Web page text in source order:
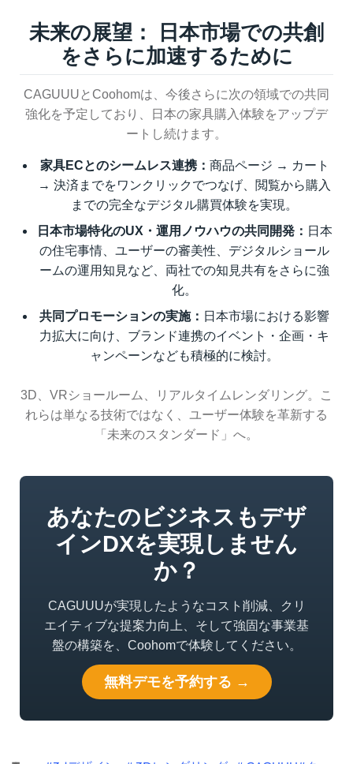
未来の展望： 日本市場での共創
をさらに加速するために
CAGUUUとCoohomは、今後さらに次の領域での共同
強化を予定しており、日本の家具購入体験をアップデ
ートし続けます。
家具ECとのシームレス連携： 商品ページ → カート
→ 決済までをワンクリックでつなげ、閲覧から購入
までの完全なデジタル購買体験を実現。
日本市場特化のUX・運用ノウハウの共同開発： 日本
の住宅事情、ユーザーの審美性、デジタルショール
ームの運用知見など、両社での知見共有をさらに強
化。
共同プロモーションの実施： 日本市場における影響
力拡大に向け、ブランド連携のイベント・企画・キ
ャンペーンなども積極的に検討。
3D、VRショールーム、リアルタイムレンダリング。こ
れらは単なる技術ではなく、ユーザー体験を革新する
「未来のスタンダード」へ。
あなたのビジネスもデザ
インDXを実現しません
か？
CAGUUUが実現したようなコスト削減、クリ
エイティブな提案力向上、そして強固な事業基
盤の構築を、Coohomで体験してください。
無料デモを予約する →